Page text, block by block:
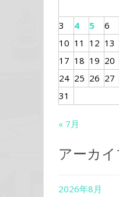
3
4 5 6
10 11 12 13
17 18 19 20
24 25 26 27
31
« 7月
アーカ
2026年8月